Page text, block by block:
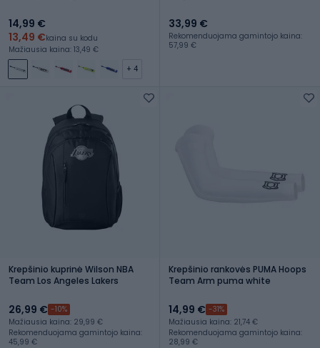
14,99 €
13,49 €kaina su kodu
Mažiausia kaina: 13,49 €
+ 4
33,99 €
Rekomenduojama gamintojo kaina:
57,99 €
Krepšinio kuprinė Wilson NBA
Team Los Angeles Lakers
26,99 € -10%
Mažiausia kaina: 29,99 €
Rekomenduojama gamintojo kaina:
45,99 €
Krepšinio rankovės PUMA Hoops
Team Arm puma white
14,99 € -31%
Mažiausia kaina: 21,74 €
Rekomenduojama gamintojo kaina:
28,99 €